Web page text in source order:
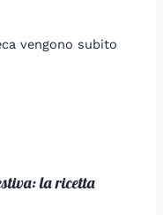
vengono subito
la ricetta